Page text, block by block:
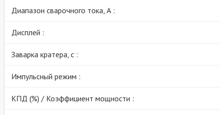
Диапазон сварочного тока, А :
Дисплей :
Заварка кратера, с :
Импульсный режим :
КПД (%) / Коэффициент мощности :